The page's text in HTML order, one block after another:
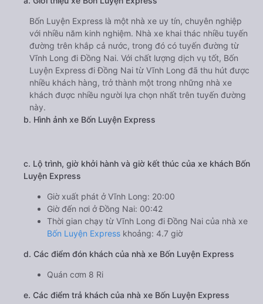
Bốn Luyện Express là một nhà xe uy tín, chuyên nghiệp
với nhiều năm kinh nghiệm. Nhà xe khai thác nhiều tuyến
đường trên khắp cả nước, trong đó có tuyến đường từ
Vĩnh Long đi Đồng Nai. Với chất lượng dịch vụ tốt, Bốn
Luyện Express đi Đồng Nai từ Vĩnh Long đã thu hút được
nhiều khách hàng, trở thành một trong những nhà xe
khách được nhiều người lựa chọn nhất trên tuyến đường
này.
b. Hình ảnh xe Bốn Luyện Express
c. Lộ trình, giờ khởi hành và giờ kết thúc của xe khách Bốn
Luyện Express
Giờ xuất phát ở Vĩnh Long: 20:00
Giờ đến nơi ở Đồng Nai: 00:42
Thời gian chạy từ Vĩnh Long đi Đồng Nai của nhà xe
Bốn Luyện Express khoảng: 4.7 giờ
d. Các điểm đón khách của nhà xe Bốn Luyện Express
Quán cơm 8 Ri
e. Các điểm trả khách của nhà xe Bốn Luyện Express